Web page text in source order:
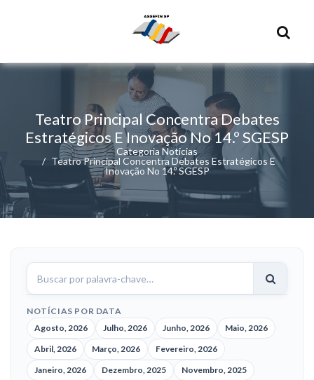
Teatro Principal Concentra Debates
Estratégicos E Inovação No 14.º SGESP
Categoria Noticias
Teatro Principal Concentra Debates Estratégicos E
Inovação No 14.º SGESP
Buscar
notícias
NOTÍCIAS POR DATA
Agosto, 2026
Julho, 2026 Junho, 2026
Maio, 2026
Abril, 2026
Março, 2026
Fevereiro, 2026
Janeiro, 2026
Dezembro, 2025
Novembro, 2025